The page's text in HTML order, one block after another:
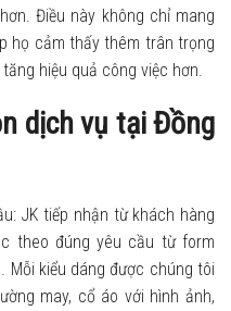
Điều này không chỉ mang
họ cảm thấy thêm trân trọng
hiệu quả công việc hơn.
dịch vụ tại Đồng
JK tiếp nhận từ khách hàng
theo đúng yêu cầu từ form
Mỗi kiểu dáng được chúng tôi
may, cổ áo với hình ảnh,